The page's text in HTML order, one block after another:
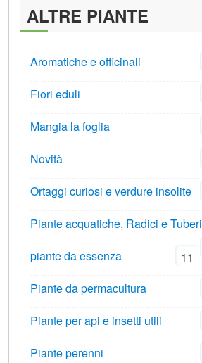
ALTRE PIANTE
Aromatiche e officinali
Fiori eduli
Mangia la foglia
Novità
Ortaggi curiosi e verdure insolite
Piante acquatiche, Radici e Tuberi
piante da essenza
11
Piante da permacultura
Piante per api e insetti utili
Piante perenni